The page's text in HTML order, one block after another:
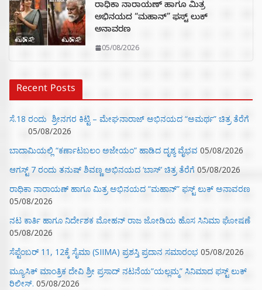
ರಾಧಿಕಾ ನಾರಾಯಣ್ ಹಾಗೂ ಮಿತ್ರ
ಅಭಿನಯದ “ಮಹಾನ್” ಫಸ್ಟ್ ಲುಕ್
ಅನಾವರಣ
05/08/2026
Recent Posts
ಸೆ.18 ರಂದು ಶ್ರೀನಗರ ಕಿಟ್ಟಿ – ಮೇಘನಾರಾಜ್ ಅಭಿನಯದ “ಅಮರ್ಥ” ಚಿತ್ರ ತೆರೆಗೆ
05/08/2026
ಬಾದಾಮಿಯಲ್ಲಿ “ಕರ್ಣಾಟಬಲಂ ಅಜೇಯಂ” ಹಾಡಿದ ದೃಶ್ಯ ವೈಭವ 05/08/2026
ಆಗಸ್ಟ್ 7 ರಂದು ತನುಷ್ ಶಿವಣ್ಣ ಅಭಿನಯದ ‘ಬಾಸ್’ ಚಿತ್ರ ತೆರೆಗೆ 05/08/2026
ರಾಧಿಕಾ ನಾರಾಯಣ್ ಹಾಗೂ ಮಿತ್ರ ಅಭಿನಯದ “ಮಹಾನ್” ಫಸ್ಟ್ ಲುಕ್ ಅನಾವರಣ
05/08/2026
ನಟ ಕಾರ್ತಿ ಹಾಗೂ ನಿರ್ದೇಶಕ ಮೋಹನ್ ರಾಜ ಜೋಡಿಯ ಹೊಸ ಸಿನಿಮಾ ಘೋಷಣೆ
05/08/2026
ಸೆಪ್ಟೆಂಬರ್ 11, 12ಕ್ಕೆ ಸೈಮಾ (SIIMA) ಪ್ರಶಸ್ತಿ ಪ್ರದಾನ ಸಮಾರಂಭ 05/08/2026
ಮ್ಯೂಸಿಕ್‌ ಮಾಂತ್ರಿಕ ದೇವಿ ಶ್ರೀ ಪ್ರಸಾದ್ ನಟನೆಯ”ಯಲ್ಲಮ್ಮ” ಸಿನಿಮಾದ ಫಸ್ಟ್‌ ಲುಕ್‌
ರಿಲೀಸ್. 05/08/2026